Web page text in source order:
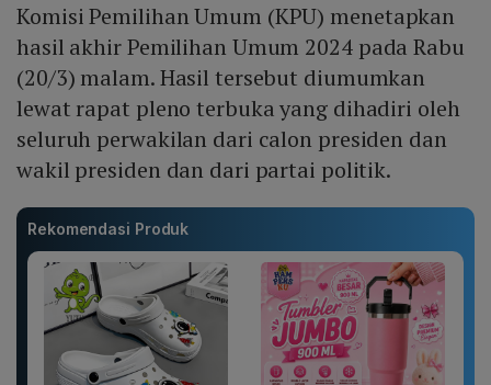
Komisi Pemilihan Umum (KPU) menetapkan
hasil akhir Pemilihan Umum 2024 pada Rabu
(20/3) malam. Hasil tersebut diumumkan
lewat rapat pleno terbuka yang dihadiri oleh
seluruh perwakilan dari calon presiden dan
wakil presiden dan dari partai politik.
Rekomendasi Produk